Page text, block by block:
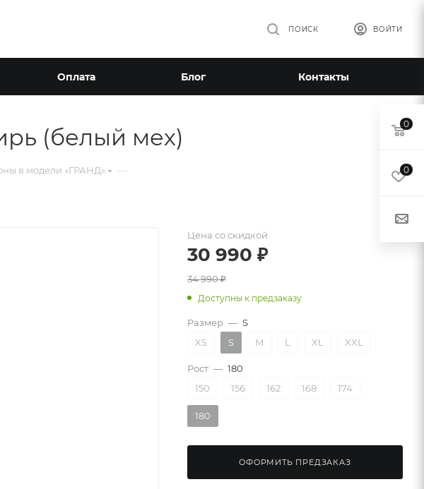
ВОЙТИ
ПОИСК
Оплата Блог Контакты
(белый мех)
в модели «ГРАНД» —
Цена со скидкой
30 990 ₽
34 990₽
Доступны к предзаказу
Размер — S
XS
S M L XL XXL
Рост — 180
150
156 162 168 174
180
ОФОРМИТЬ ПРЕДЗАКАЗ
0
0